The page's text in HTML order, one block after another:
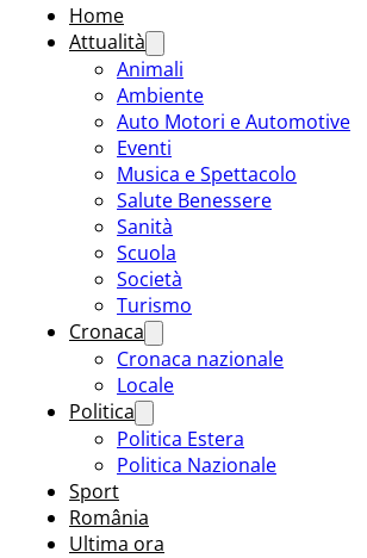
Home
Attualità
Animali
Ambiente
Auto Motori e Automotive
Eventi
Musica e Spettacolo
Salute Benessere
Sanità
Scuola
Società
Turismo
Cronaca
Cronaca nazionale
Locale
Politica
Politica Estera
Politica Nazionale
Sport
România
Ultima ora